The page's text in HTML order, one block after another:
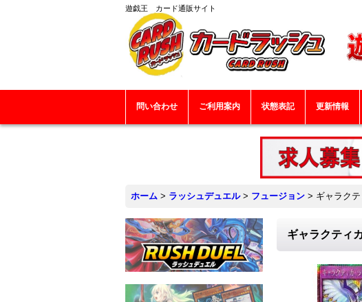
遊戯王 カード通販サイト
問い合わせ ご利用案内 状態表記 更新情報
ホーム > ラッシュデュエル > フュージョン > ギャラク
ギャラクティ